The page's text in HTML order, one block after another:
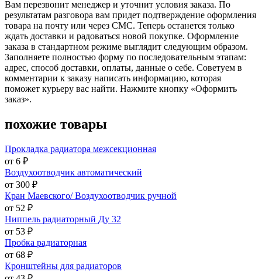
Вам перезвонит менеджер и уточнит условия заказа. По
результатам разговора вам придет подтверждение оформления
товара на почту или через СМС. Теперь останется только
ждать доставки и радоваться новой покупке. Оформление
заказа в стандартном режиме выглядит следующим образом.
Заполняете полностью форму по последовательным этапам:
адрес, способ доставки, оплаты, данные о себе. Советуем в
комментарии к заказу написать информацию, которая
поможет курьеру вас найти. Нажмите кнопку «Оформить
заказ».
похожие товары
Прокладка радиатора межсекционная
от 6 ₽
Воздухоотводчик автоматический
от 300 ₽
Кран Маевского/ Воздухоотводчик ручной
от 52 ₽
Ниппель радиаторный Ду 32
от 53 ₽
Пробка радиаторная
от 68 ₽
Кронштейны для радиаторов